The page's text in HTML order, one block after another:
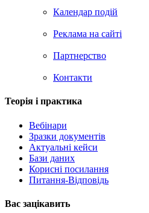
Календар подій
Реклама на сайтi
Партнерство
Контакти
Теорія i практика
Вебінари
Зразки документів
Актуальні кейси
Бази даних
Корисні посилання
Питання-Відповідь
Вас зацiкавить